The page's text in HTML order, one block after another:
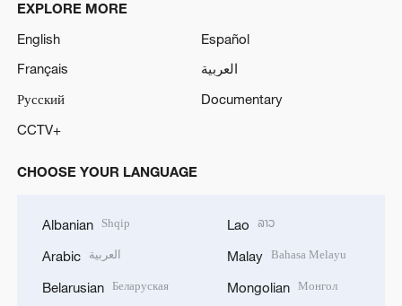
EXPLORE MORE
English
Español
Français
العربية
Русский
Documentary
CCTV+
CHOOSE YOUR LANGUAGE
Albanian Shqip
Arabic العربية
Belarusian Беларуская
Lao ລາວ
Malay Bahasa Melayu
Mongolian Монгол